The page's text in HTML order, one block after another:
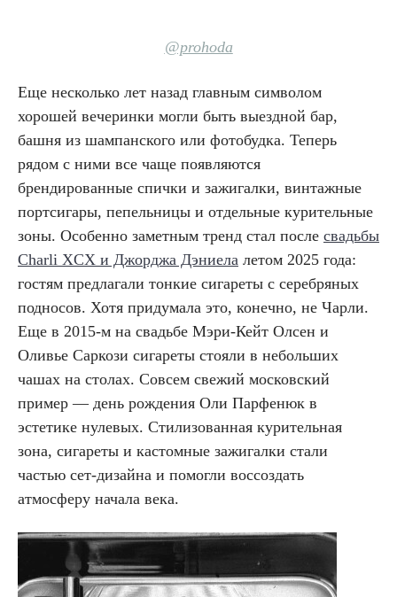
@prohoda
Еще несколько лет назад главным символом
хорошей вечеринки могли быть выездной бар,
башня из шампанского или фотобудка. Теперь
рядом с ними все чаще появляются
брендированные спички и зажигалки, винтажные
портсигары, пепельницы и отдельные курительные
зоны. Особенно заметным тренд стал после свадьбы
Charli XCX и Джорджа Дэниела летом 2025 года:
гостям предлагали тонкие сигареты с серебряных
подносов. Хотя придумала это, конечно, не Чарли.
Еще в 2015-м на свадьбе Мэри-Кейт Олсен и
Оливье Саркози сигареты стояли в небольших
чашах на столах. Совсем свежий московский
пример — день рождения Оли Парфенюк в
эстетике нулевых. Стилизованная курительная
зона, сигареты и кастомные зажигалки стали
частью сет-дизайна и помогли воссоздать
атмосферу начала века.